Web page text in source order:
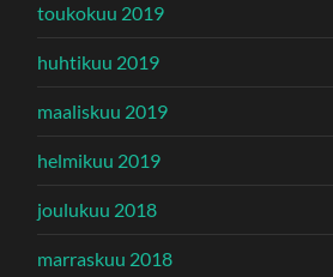
toukokuu 2019
huhtikuu 2019
maaliskuu 2019
helmikuu 2019
joulukuu 2018
marraskuu 2018